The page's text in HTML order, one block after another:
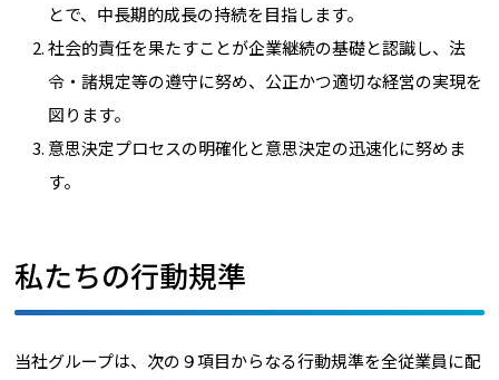
とで、中長期的成長の持続を目指します。
社会的責任を果たすことが企業継続の基礎と認識し、法
令・諸規定等の遵守に努め、公正かつ適切な経営の実現を
図ります。
意思決定プロセスの明確化と意思決定の迅速化に努めま
す。
私たちの行動規準
当社グループは、次の９項目からなる行動規準を全従業員に配